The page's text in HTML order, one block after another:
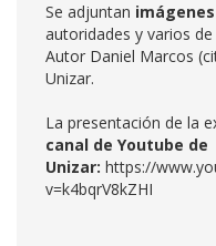
Se adjuntan imágenes
autoridades y varios
Autor Daniel Marcos
Unizar.
La presentación de la
canal de Youtube de
Unizar: https://
v=k4bqrV8kZHI